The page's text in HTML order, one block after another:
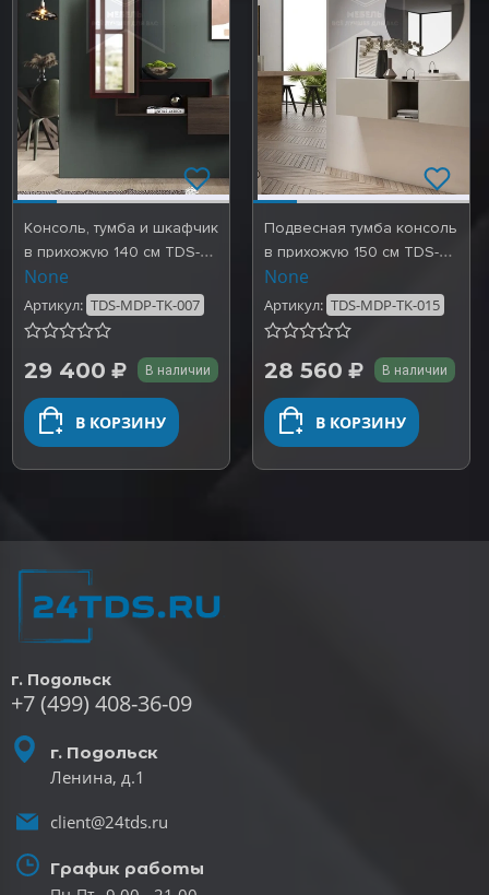
Консоль, тумба и шкафчик
в прихожую 140 см TDS-
MDP-TK-007
None
Артикул: TDS-MDP-TK-007
29 400 В наличии
В КОРЗИНУ
Подвесная тумба консоль
в прихожую 150 см TDS-
MDP-TK-015
None
Артикул: TDS-MDP-TK-015
28 560 В наличии
В КОРЗИНУ
г. Подольск
+7 (499) 408-36-09
г. Подольск
Ленина, д.1
client@24tds.ru
График работы